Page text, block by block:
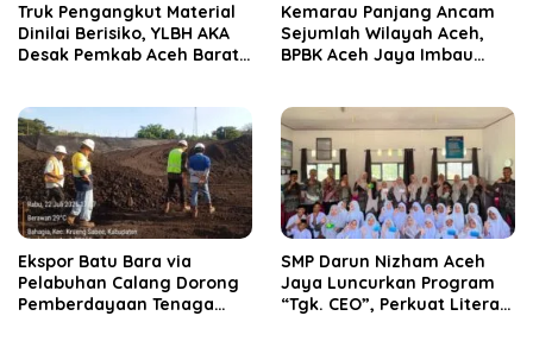
Truk Pengangkut Material
Dinilai Berisiko, YLBH AKA
Desak Pemkab Aceh Barat
Kemarau Panjang Ancam
Sejumlah Wilayah Aceh,
BPBK Aceh Jaya Imbau
‎Ekspor Batu Bara via
Pelabuhan Calang Dorong
Pemberdayaan Tenaga
SMP Darun Nizham Aceh
Jaya Luncurkan Program
“Tgk. CEO”, Perkuat Literasi